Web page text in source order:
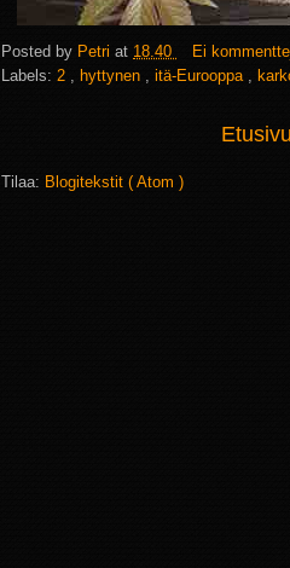
Posted by Petri at 18.40
Ei
Labels: 2 hyttynen itä-Eurooppa
Etusivu
Tilaa: Blogitekstit ( Atom )